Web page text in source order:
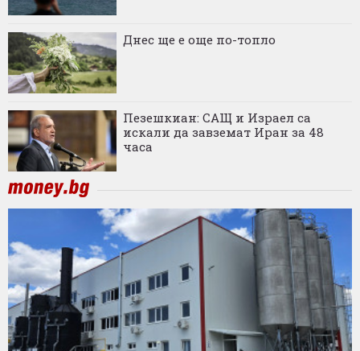
Днес ще е още по-топло
Пезешкиан: САЩ и Израел са
искали да завземат Иран за 48
часа